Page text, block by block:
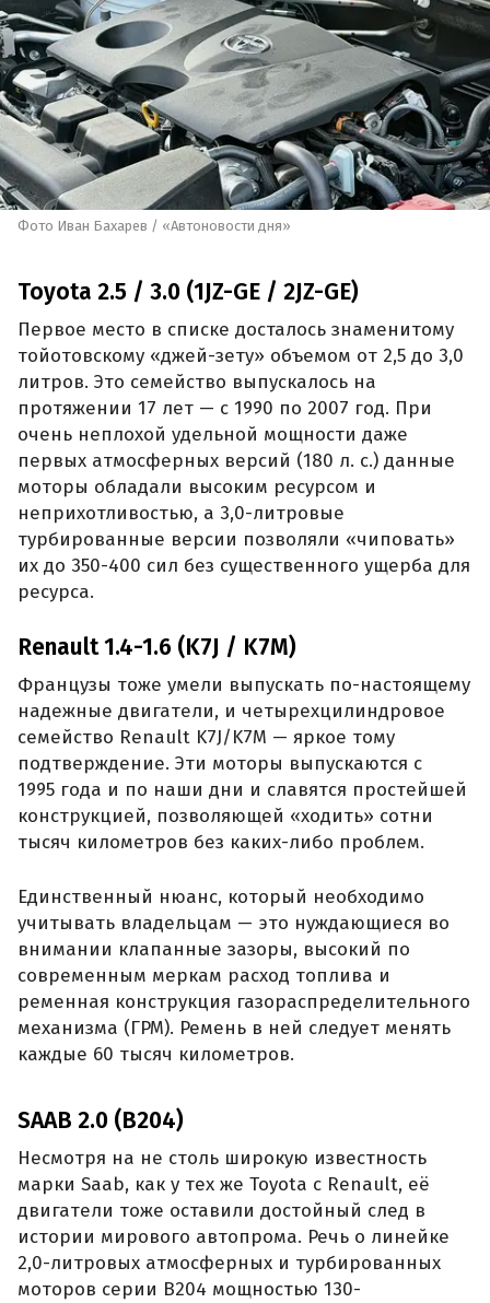
Фото Иван Бахарев / «Автоновости дня»
Toyota 2.5 / 3.0 (1JZ-GE / 2JZ-GE)
Первое место в списке досталось знаменитому
тойотовскому «джей-зету» объемом от 2,5 до 3,0
литров. Это семейство выпускалось на
протяжении 17 лет — с 1990 по 2007 год. При
очень неплохой удельной мощности даже
первых атмосферных версий (180 л. с.) данные
моторы обладали высоким ресурсом и
неприхотливостью, а 3,0-литровые
турбированные версии позволяли «чиповать»
их до 350-400 сил без существенного ущерба для
ресурса.
Renault 1.4-1.6 (K7J / K7M)
Французы тоже умели выпускать по-настоящему
надежные двигатели, и четырехцилиндровое
семейство Renault K7J/K7M — яркое тому
подтверждение. Эти моторы выпускаются с
1995 года и по наши дни и славятся простейшей
конструкцией, позволяющей «ходить» сотни
тысяч километров без каких-либо проблем.
Единственный нюанс, который необходимо
учитывать владельцам — это нуждающиеся во
внимании клапанные зазоры, высокий по
современным меркам расход топлива и
ременная конструкция газораспределительного
механизма (ГРМ). Ремень в ней следует менять
каждые 60 тысяч километров.
SAAB 2.0 (B204)
Несмотря на не столь широкую известность
марки Saab, как у тех же Toyota с Renault, её
двигатели тоже оставили достойный след в
истории мирового автопрома. Речь о линейке
2,0-литровых атмосферных и турбированных
моторов серии B204 мощностью 130-